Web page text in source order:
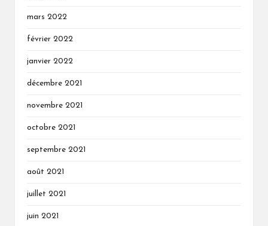
mars 2022
février 2022
janvier 2022
décembre 2021
novembre 2021
octobre 2021
septembre 2021
août 2021
juillet 2021
juin 2021